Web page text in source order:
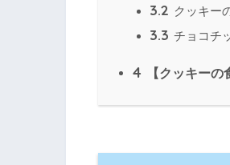
3.2 クッキー
3.3 チョコチ
4 【クッキーの